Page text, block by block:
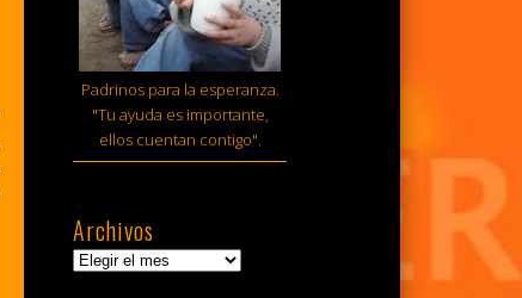
Padrinos para la esperanza.
"Tu ayuda es importante,
ellos cuentan contigo".
Archivos
Archivos